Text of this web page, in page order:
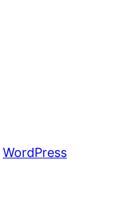
WordPress